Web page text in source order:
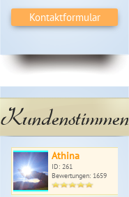
Kontaktformular
Kundenstimmen
Athina
ID: 261
Bewertungen: 1659